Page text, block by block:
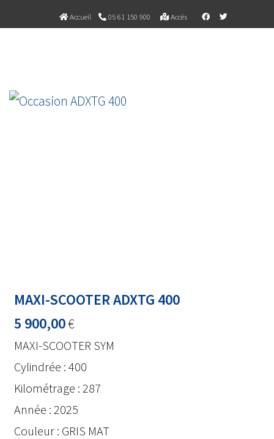
Accueil 05 61 150 900 Accès
MAXI-SCOOTER ADXTG 400
5 900,00€
MAXI-SCOOTER SYM
Cylindrée : 400
Kilométrage : 287
Année : 2025
Couleur : GRIS MAT